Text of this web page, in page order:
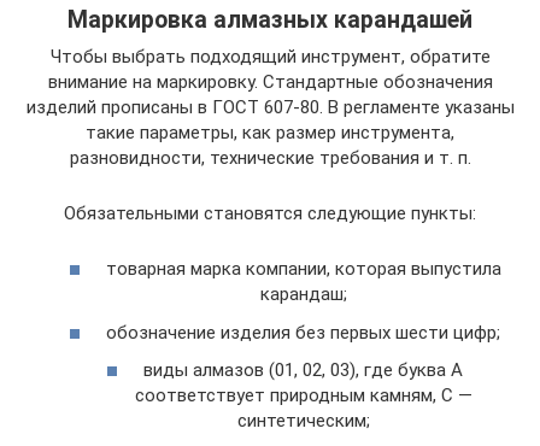
Маркировка алмазных карандашей
Чтобы выбрать подходящий инструмент, обратите
внимание на маркировку. Стандартные обозначения
изделий прописаны в ГОСТ 607-80. В регламенте указаны
такие параметры, как размер инструмента,
разновидности, технические требования и т. п.
Обязательными становятся следующие пункты:
товарная марка компании, которая выпустила
карандаш;
обозначение изделия без первых шести цифр;
виды алмазов (01, 02, 03), где буква А
соответствует природным камням, С —
синтетическим;